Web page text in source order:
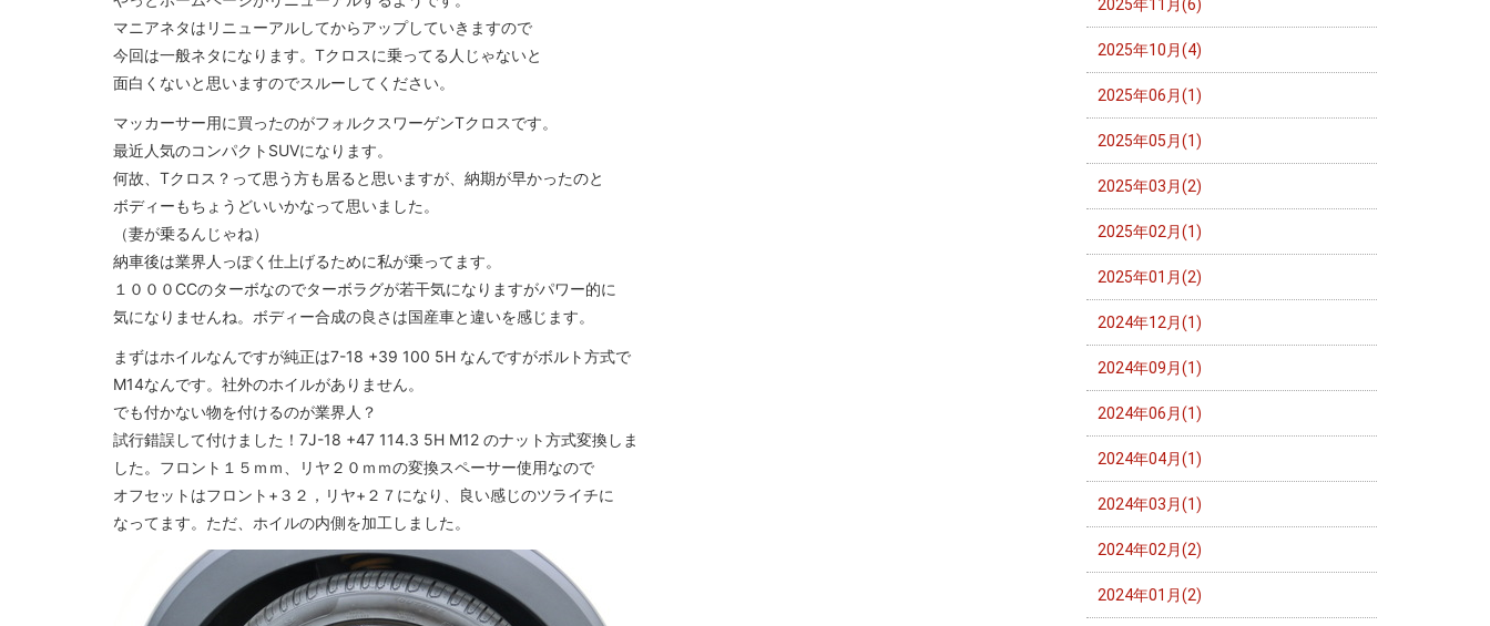
マニアネタはリニューアルしてからアップしていきますので
今回は一般ネタになります。Tクロスに乗ってる人じゃないと
面白くないと思いますのでスルーしてください。
マッカーサー用に買ったのがフォルクスワーゲンTクロスです。
最近人気のコンパクトSUVになります。
何故、Tクロス？って思う方も居ると思いますが、納期が早かったのと
ボディーもちょうどいいかなって思いました。
（妻が乗るんじゃね）
納車後は業界人っぽく仕上げるために私が乗ってます。
１０００CCのターボなのでターボラグが若干気になりますがパワー的に
気になりませんね。ボディー合成の良さは国産車と違いを感じます。
まずはホイルなんですが純正は7-18 +39 100 5H なんですがボルト方式で
M14なんです。社外のホイルがありません。
でも付かない物を付けるのが業界人？
試行錯誤して付けました！7J-18 +47 114.3 5H M12 のナット方式変換しま
した。フロント１５ｍｍ、リヤ２０ｍｍの変換スペーサー使用なので
オフセットはフロント+３２，リヤ+２７になり、良い感じのツライチに
なってます。ただ、ホイルの内側を加工しました。
2025年11月(6)
2025年10月(4)
2025年06月(1)
2025年05月(1)
2025年03月(2)
2025年02月(1)
2025年01月(2)
2024年12月(1)
2024年09月(1)
2024年06月(1)
2024年04月(1)
2024年03月(1)
2024年02月(2)
2024年01月(2)